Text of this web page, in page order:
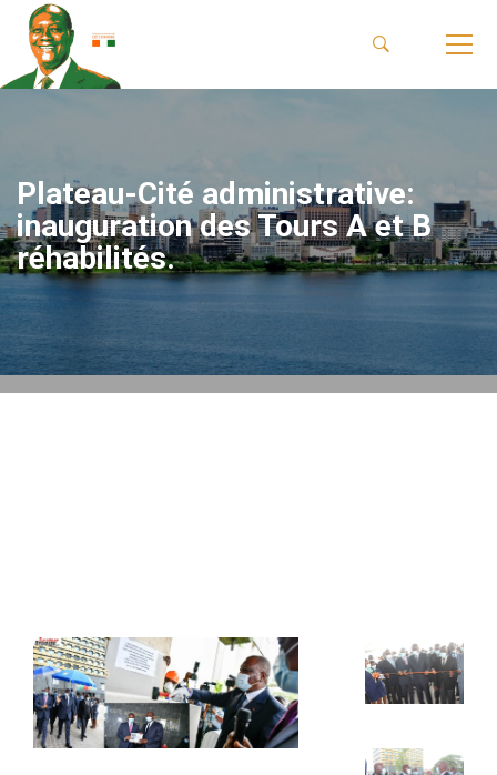
Plateau-Cité administrative:
inauguration des Tours A et B
réhabilités.